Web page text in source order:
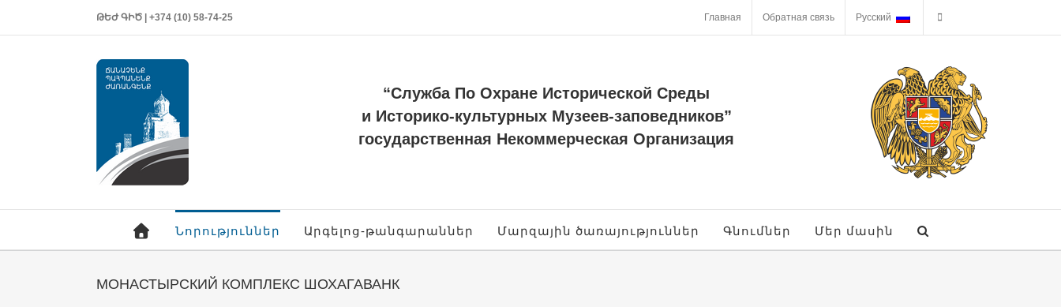
ԹԵԺ ԳԻԾ | +374 (10) 58-74-25 Главная Обратная связь Русский
“Служба По Охране Исторической Среды
и Историко-культурных Музеев-заповедников”
государственная Некоммерческая Организация
Նորություններ Արգելոց-թանգարաններ Մարզային ծառայություններ Գնումներ Մեր մասին
МОНАСТЫРСКИЙ КОМПЛЕКС ШОХАГАВАНК